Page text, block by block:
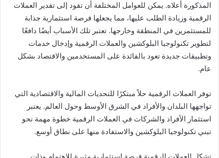
المذكورة أعلاه. يمكن للعوامل المختلفة أن تقود إلى تقدير العملات
الرقمية وزيادة الطلب عليها، مما يجعلها فرصة استثمارية جذابة
للمستثمرين في المنطقة وخارجها. تعتبر تلك الأسباب أيضًا دافعًا
لتطوير تكنولوجيا البلوكشين والعملات الرقمية وإدخال خدمات
وتطبيقات جديدة تعود بالفائدة على المستخدمين والاقتصاد بشكل
عام.
توفر العملات الرقمية حلاً مبتكرًا للتحديات المالية والاقتصادية التي
تواجهها البلدان والأفراد في الشرق الأوسط وحول العالم. يعتبر
استثمار الأفراد والشركات في العملات الرقمية خطوة مهمة نحو
تبني تكنولوجيا البلوكشين والاستفادة منها على نطاق أوسع.